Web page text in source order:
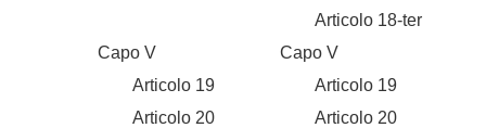
Articolo 18-ter
Capo V
Capo V
Articolo 19
Articolo 19
Articolo 20
Articolo 20